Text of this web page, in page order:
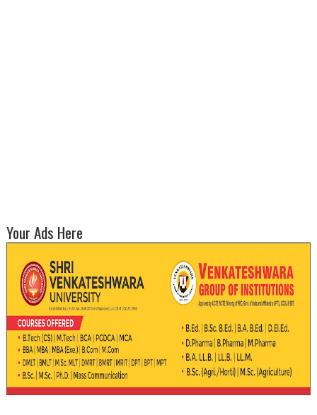
Your Ads Here